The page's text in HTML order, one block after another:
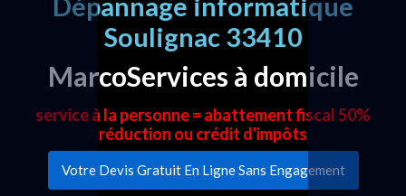
Dépannage informatique
Soulignac 33410
MarcoServices à domicile
service à la personne = abattement fiscal 50%
réduction ou crédit d'impôts
Votre Devis Gratuit En Ligne Sans Engagement